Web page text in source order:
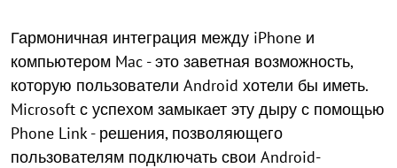
Гармоничная интеграция между iPhone и
компьютером Mac - это заветная возможность,
которую пользователи Android хотели бы иметь.
Microsoft с успехом замыкает эту дыру с помощью
Phone Link - решения, позволяющего
пользователям подключать свои Android-